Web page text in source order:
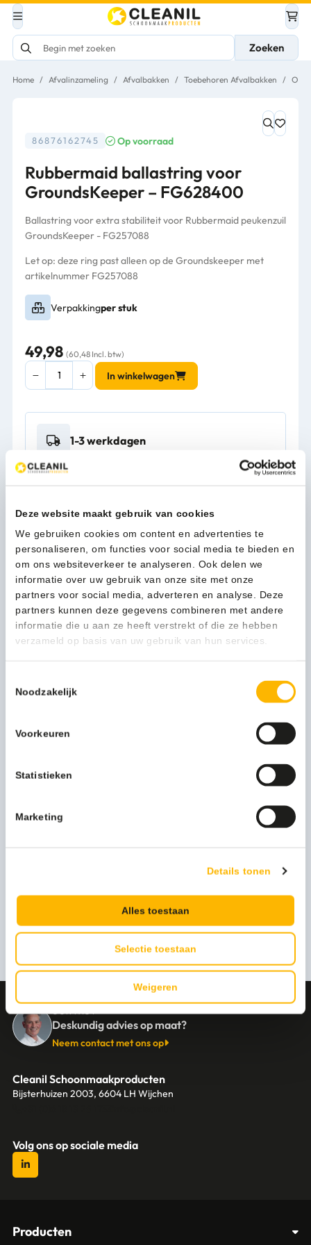
Deze website maakt gebruik van cookies
We gebruiken cookies om content en advertenties te
personaliseren, om functies voor social media te bieden en
om ons websiteverkeer te analyseren. Ook delen we
informatie over uw gebruik van onze site met onze
partners voor social media, adverteren en analyse. Deze
partners kunnen deze gegevens combineren met andere
informatie die u aan ze heeft verstrekt of die ze hebben
verzameld op basis van uw gebruik van hun services.
Noodzakelijk
Voorkeuren
Statistieken
Marketing
Details tonen
Alles toestaan
Selectie toestaan
Weigeren
Zoeken
Home / Afvalinzameling / Afvalbakken / Toebehoren Afvalbakken /
86876162745 Op voorraad
Rubbermaid ballastring voor
GroundsKeeper – FG628400
Ballastring voor extra stabiliteit voor Rubbermaid peukenzuil
GroundsKeeper - FG257088
Let op: deze ring past alleen op de Groundskeeper met
artikelnummer FG257088
Verpakkingper stuk
49,98 (60,48 Incl. btw)
Rubbermaid
ballastring
GroundsKeeper
FG628400
aantal
In winkelwagen
1-3 werkdagen
Neem contact op
Beschrijving
Meer productinformatie
Gewicht (kg) 4,137 kg
Breedte (mm)
Lengte (mm)
Artikelcode
Merk Rubbermaid
Persoonlijk advies nodig?
Stel een vraag
CONTACT
Deskundig advies op maat?
Neem contact met ons op
Cleanil Schoonmaakproducten
Bijsterhuizen 2003, 6604 LH Wijchen
Volg ons op sociale media
Producten